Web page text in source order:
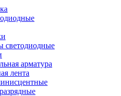
светодиодные
арматура
лента